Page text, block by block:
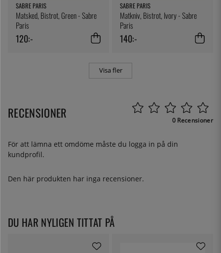
SABRE PARIS
Matsked, Bistrot, Green - Sabre
Paris
120:-
SABRE PARIS
Matkniv, Bistrot, Ivory - Sabre
Paris
140:-
Visa fler
RECENSIONER 0 Recensioner
För att lämna ett omdöme måste du logga in på din
kundprofil.
Den här produkten har inga recensioner.
DU HAR NYLIGEN TITTAT PÅ